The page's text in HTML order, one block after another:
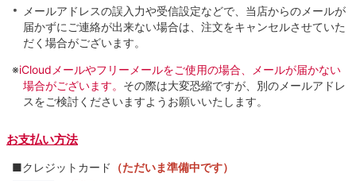
メールアドレスの誤入力や受信設定などで、当店からのメールが
届かずにご連絡が出来ない場合は、注文をキャンセルさせていた
だく場合がございます。
※iCloudメールやフリーメールをご使用の場合、メールが届かない
場合がございます。 その際は大変恐縮ですが、別のメールアドレ
スをご検討くださいますようお願いいたします。
お支払い方法
■クレジットカード （ただいま準備中です）